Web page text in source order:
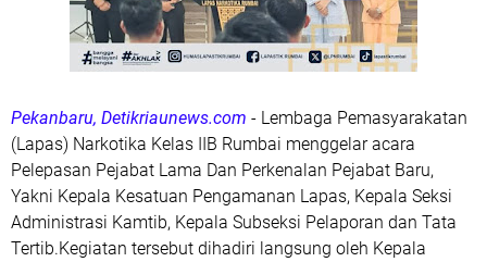
Pekanbaru, Detikriaunews.com - Lembaga Pemasyarakatan
(Lapas) Narkotika Kelas IIB Rumbai menggelar acara
Pelepasan Pejabat Lama Dan Perkenalan Pejabat Baru,
Yakni Kepala Kesatuan Pengamanan Lapas, Kepala Seksi
Administrasi Kamtib, Kepala Subseksi Pelaporan dan Tata
Tertib.Kegiatan tersebut dihadiri langsung oleh Kepala